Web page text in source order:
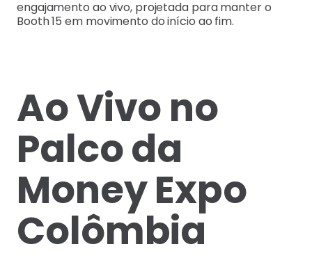
engajamento ao vivo, projetada para manter o
Booth 15 em movimento do início ao fim.
Ao Vivo no
Palco da
Money Expo
Colômbia